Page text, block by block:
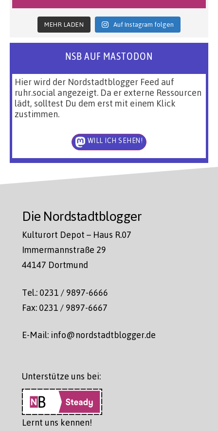
MEHR LADEN Auf Instagram folgen
NSB AUF MASTODON
Hier wird der Nordstadtblogger Feed auf
ruhr.social angezeigt. Da er externe Ressourcen
lädt, solltest Du dem erst mit einem Klick
zustimmen.
WILL ICH SEHEN!
Die Nordstadtblogger
Kulturort Depot – Haus R.07
Immermannstraße 29
44147 Dortmund
Tel.: 0231 / 9897-6666
Fax: 0231 / 9897-6667
E-Mail: info@nordstadtblogger.de
Unterstütze uns bei:
Lernt uns kennen!